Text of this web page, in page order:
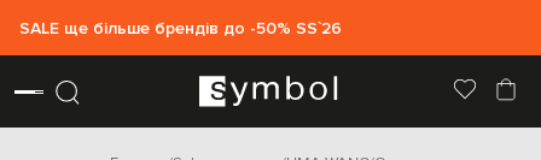
SALE ще більше брендів до -50% SS`26